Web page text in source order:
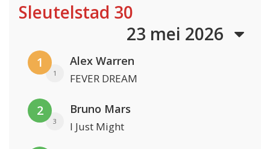
Sleutelstad 30
23 mei 2026
1
1
Alex Warren
FEVER DREAM
2
3
Bruno Mars
I Just Might